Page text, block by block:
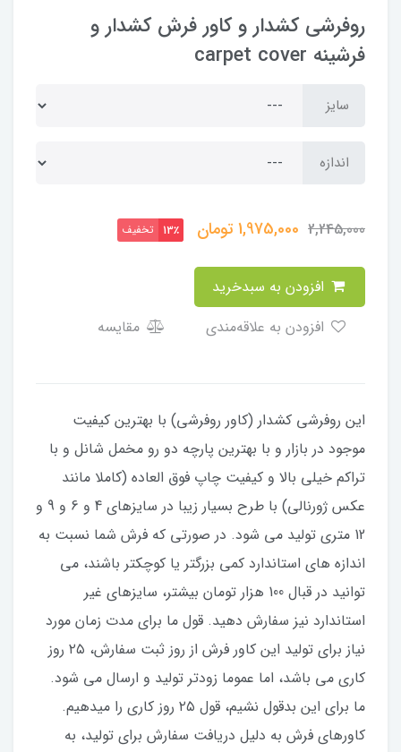
روفرشی کشدار و کاور فرش کشدار و
فرشینه carpet cover
سایز
اندازه
2,245,000
1,975,000تومان 13٪ تخفیف
مقایسه
این روفرشی کشدار (کاور روفرشی) با بهترین کیفیت
موجود در بازار و با بهترین پارچه دو رو مخمل شانل و با
تراکم خیلی بالا و کیفیت چاپ فوق العاده (کاملا مانند
عکس ژورنالی) با طرح بسیار زیبا در سایزهای 4 و 6 و 9 و
12 متری تولید می شود. در صورتی که فرش شما نسبت به
اندازه های استاندارد کمی بزرگتر یا کوچکتر باشند، می
توانید در قبال 100 هزار تومان بیشتر، سایزهای غیر
استاندارد نیز سفارش دهید. قول ما برای مدت زمان مورد
نیاز برای تولید این کاور فرش از روز ثبت سفارش، ۲۵ روز
کاری می باشد، اما عموما زودتر تولید و ارسال می شود.
ما برای این بدقول نشیم، قول ۲۵ روز کاری را میدهیم.
کاورهای فرش به دلیل دریافت سفارش برای تولید، به